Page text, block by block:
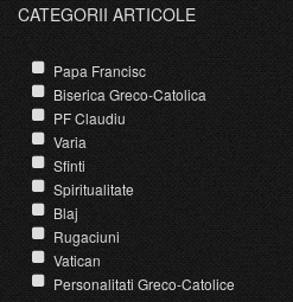
CATEGORII ARTICOLE
Papa Francisc
Biserica Greco-Catolica
PF Claudiu
Varia
Sfinti
Spiritualitate
Blaj
Rugaciuni
Vatican
Personalitati Greco-Catolice